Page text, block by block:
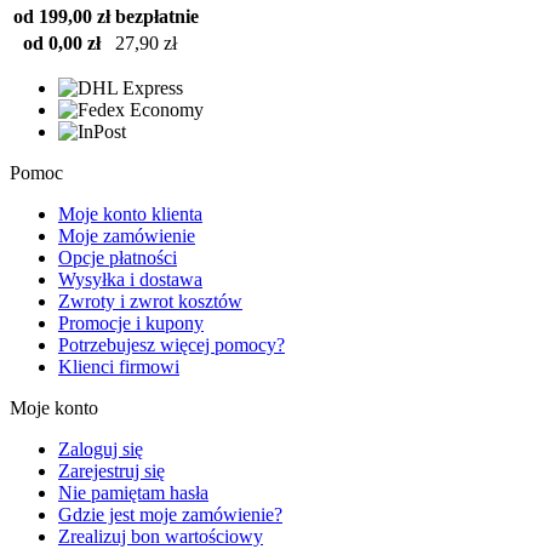
od 199,00 zł bezpłatnie
od 0,00 zł
27,90 zł
Pomoc
Moje konto klienta
Moje zamówienie
Opcje płatności
Wysyłka i dostawa
Zwroty i zwrot kosztów
Promocje i kupony
Potrzebujesz więcej pomocy?
Klienci firmowi
Moje konto
Zaloguj się
Zarejestruj się
Nie pamiętam hasła
Gdzie jest moje zamówienie?
Zrealizuj bon wartościowy